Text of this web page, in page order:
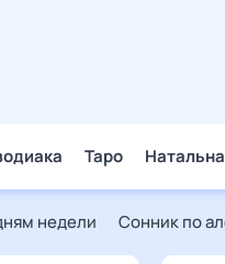
Таро
недели Сонник по